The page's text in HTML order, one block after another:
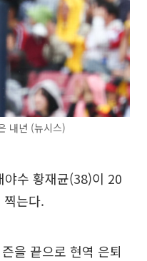
내년 (뉴시스)
수 황재균(38)이 20
는다.
을 끝으로 현역 은퇴